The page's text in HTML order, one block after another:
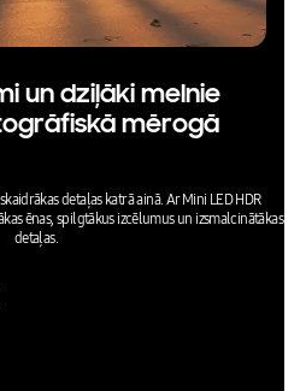
un dziļāki melnie
mērogā
detaļas katrā ainā. Ar Mini LED HDR
ēnas, spilgtākus izcēlumus un izsmalcinātākas
detaļas.